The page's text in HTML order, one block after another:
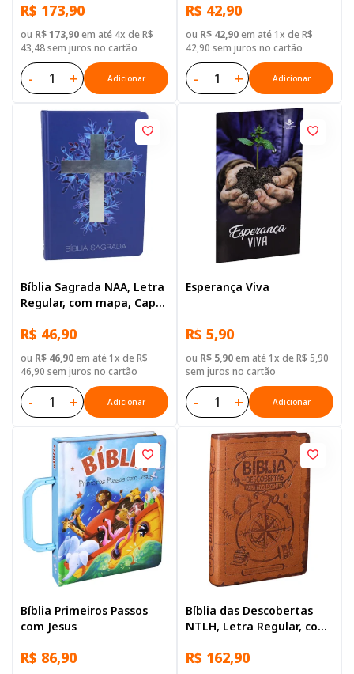
palavras de Jesus
destacadas, com mapa,
Capa Dura Ilustrada:
R$ 173,90
ou R$ 173,90em até 4x de R$
43,48 sem juros no cartão
- + Adicionar
R$ 42,90
ou R$ 42,90em até 1x de R$
42,90 sem juros no cartão
- + Adicionar
Bíblia Sagrada NAA, Letra
Regular, com mapa, Capa
R$ 46,90
ou R$ 46,90em até 1x de R$
46,90 sem juros no cartão
- + Adicionar
Esperança Viva
R$ 5,90
ou R$ 5,90em até 1x de R$ 5,90
sem juros no cartão
- + Adicionar
Bíblia Primeiros Passos
com Jesus
R$ 86,90
Bíblia das Descobertas
NTLH, Letra Regular, com
Sintético Marrom
R$ 162,90